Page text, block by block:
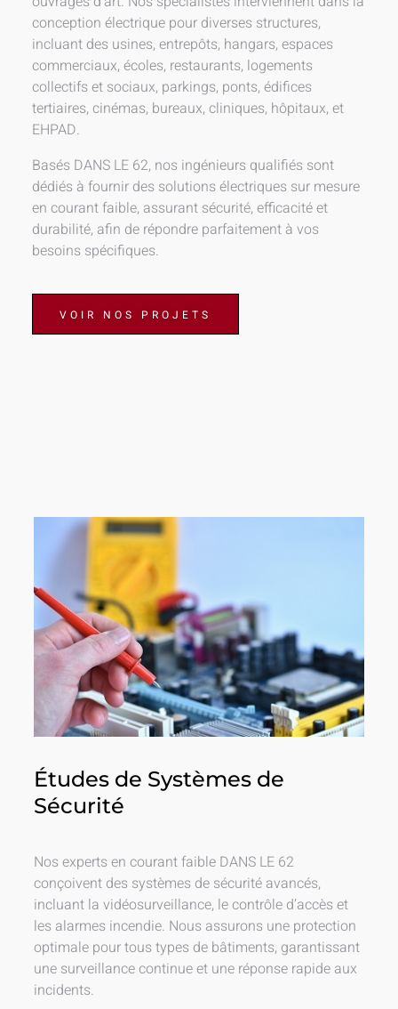
conception électrique pour diverses structures,
incluant des usines, entrepôts, hangars, espaces
commerciaux, écoles, restaurants, logements
collectifs et sociaux, parkings, ponts, édifices
tertiaires, cinémas, bureaux, cliniques, hôpitaux, et
EHPAD.
Basés DANS LE 62, nos ingénieurs qualifiés sont
dédiés à fournir des solutions électriques sur mesure
en courant faible, assurant sécurité, efficacité et
durabilité, afin de répondre parfaitement à vos
besoins spécifiques.
VOIR NOS PROJETS
Études de Systèmes de
Sécurité
Nos experts en courant faible DANS LE 62
conçoivent des systèmes de sécurité avancés,
incluant la vidéosurveillance, le contrôle d’accès et
les alarmes incendie. Nous assurons une protection
optimale pour tous types de bâtiments, garantissant
une surveillance continue et une réponse rapide aux
incidents.